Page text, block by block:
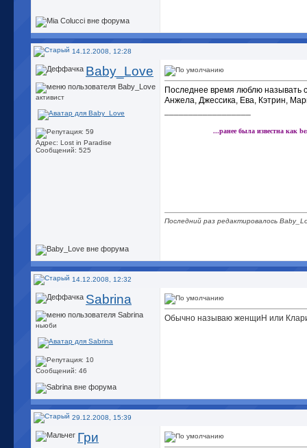
14.12.2008, 12:28
Baby_Love
активист
Адрес: Lost in Paradise
Сообщений: 525
Последнее время люблю называть
Анжела, Джессика, Ева, Кэтрин,
...ранее была известна как
Последний раз редактировалось
14.12.2008, 12:32
Sabrina
ньюби
Сообщений: 46
Обычно называю женщиН или
29.12.2008, 15:39
Гри